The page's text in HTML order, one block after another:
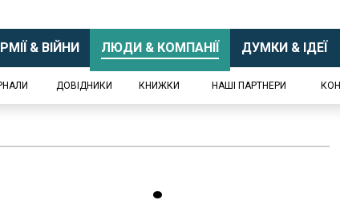
& ВІЙНИ ЛЮДИ & КОМПАНІЇ ДУМКИ & ІДЕЇ
ДОВІДНИКИ КНИЖКИ НАШІ ПАРТНЕРИ